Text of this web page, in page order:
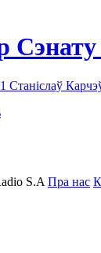
Станіслаў
S.A Пра нас